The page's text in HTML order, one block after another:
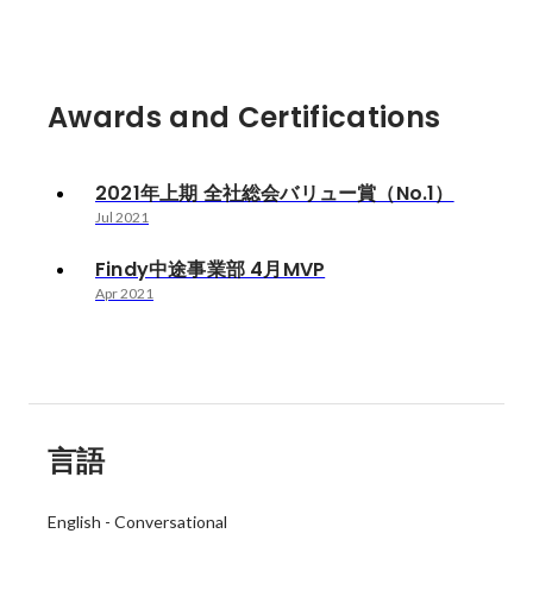
Awards and Certifications
2021年上期 全社総会バリュー賞（No.1）
Jul 2021
Findy中途事業部 4月MVP
Apr 2021
言語
English - Conversational